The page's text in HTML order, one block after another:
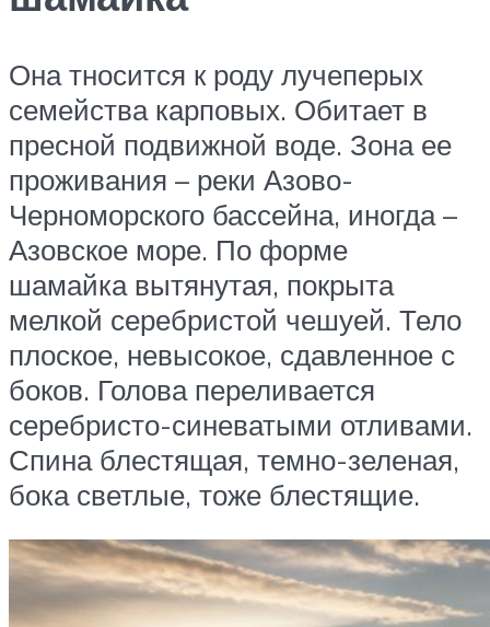
Она тносится к роду лучеперых
семейства карповых. Обитает в
пресной подвижной воде. Зона ее
проживания – реки Азово-
Черноморского бассейна, иногда –
Азовское море. По форме
шамайка вытянутая, покрыта
мелкой серебристой чешуей. Тело
плоское, невысокое, сдавленное с
боков. Голова переливается
серебристо-синеватыми отливами.
Спина блестящая, темно-зеленая,
бока светлые, тоже блестящие.